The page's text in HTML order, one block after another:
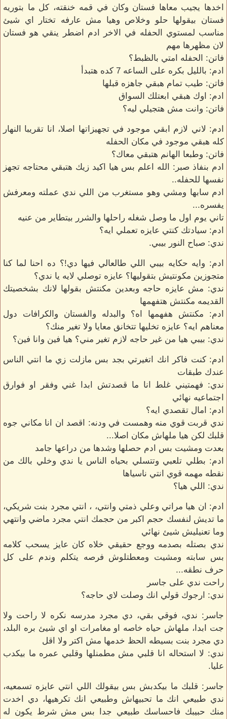
اخدها يجيب معاها فستان وكان في قمه خنقته، كل ما بتوريه
فستان بيقولها حلو وخلاص وهيا مش عارفه تختار اي شيئ
مناسب لمستوي الحفله في الاخر ادم اضطر ينقي هو فستان
لان مظهرها مهم
فاتن: الحفله امتي بالظبط؟
ادم: بالليل بكره على الساعه 7 كده هتبدأ
فاتن: طيب تمام هبقي جاهزه قبلها
ادم: اوك هبقي ابعتلك السواق
فاتن: وانت مش هتجيلي ليه؟
ادم: لاني لازم ابقي موجود في تجهيزاتها اصلا، انا تقريبا النهار
كله هبقي موجود في مكان الحفله
فاتن: وطبعا الهانم هتبقي معاك؟
ادم بنفاذ صبر: الله اعلم بس هيا اكيد زيك هتبقي محتاجه تجهز
نفسها للحفله..
ادم سابها ومشي وهو مستغرب من اللي ندي عملته ومعرفش
يفسره...
تاني يوم اول ما وصل شغله راحلها والشرر بيتطاير من عنيه
ادم: سيادتك كنتي عايزه تعملي ايه؟
ندي: صباح النور بيبي.
ادم: وايه حكايه بيبي اللي طالعالي فيها دي!؟ ده احنا لما كنا
متجوزين مكونتيش بتقوليها؟ عايزه توصلي لايه يا ندي؟
ندي: مش عايزه حاجه وبعدين مكنتش بقولها لانك بشخصيتك
القديمه مكنتش هتفهمها
ادم: مكنتش هفهمها اه؟ والبدله والفستان والكرافات دول
معناهم ايه؟ عايزه تخليها تتخانق معايا ولا تغير منك؟
ندي: بيبي هيا من غير حاجه لازم تغير مني؟ هيا فين وانا فين؟
ادم: كنت فاكر انك اتغيرتي بجد بس مازلت زي ما انتي الناس
عندك طبقات
ندي: فهمتيني غلط انا ما قصدتش ابدا غني وفقر او فوارق
اجتماعيه نهائي
ادم: امال تقصدي ايه؟
ندي قربت قوي منه وهمست في ودنه: اقصد ان انا مكاني جوه
قلبك لكن هيا ملهاش مكان اصلا...
بعدت ومشيت بس ادم حصلها وشدها من دراعها جامد
ادم: بطلي تلعبي وتتسلي بحياه الناس يا ندي وخلي بالك من
نقطه مهمه قوي انتي ناسياها
ندي: اللي هيا؟
ادم: ان هيا مراتي وعلي ذمتي وانتي، ، انتي مجرد بنت شريكي،
ما تديش لنفسك حجم اكبر من حجمك انتي مجرد ماضي وانتهي
وما تعنيليش شيئ نهائي
ندي بصتله بصدمه ووجع حقيقي خلاه كان عايز يسحب كلامه
بس سابته ومشيت ومعطتلوش فرصه يتكلم وندم على كل
حرف نطقه...
راحت ندي على جاسر
ندي: ارجوك قولي انك وصلت لاي حاجه؟
جاسر: ندي، فوقي بقي، دي مجرد مدرسه نكره لا راحت ولا
جت ابدا، ملهاش حياه خاصه او مغامرات او اي شيئ بره البلد،
دي مجرد بنت بسيطه الحظ خدمها مش اكتر ولا اقل
ندي: لا استحاله انا قلبي مش مطمنلها وقلبي عمره ما بيكدب
عليا.
جاسر: قلبك ما بيكدبش بس بيقولك اللي انتي عايزه تسمعيه،
ندي طبيعي انك ما تحبيهاش وطبيعي انك تكرهيها، دي اخدت
منك حبيبك فاحساسك طبيعي جدا بس مش شرط يكون له